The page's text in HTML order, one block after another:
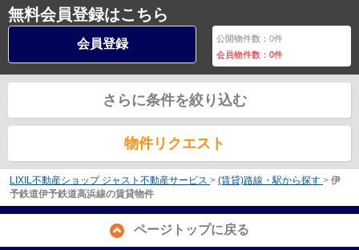
無料会員登録はこちら
会員登録 公開物件数：0件
会員物件数：0件
さらに条件を絞り込む
物件リクエスト
LIXIL不動産ショップ ジャスト不動産サービス > (賃貸)路線・駅から探す > 伊
予鉄道伊予鉄道高浜線の賃貸物件
ページトップに戻る